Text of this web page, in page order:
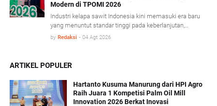
nilai ekspor CPO dan produk turunannya tumbuh 7,32
persen dibandingkan periode yang sama tahun lalu,
didorong penguatan harga CPO di pasar global.
Modern di TPOMI 2026
Industri kelapa sawit Indonesia kini memasuki era baru
yang menuntut standar tinggi pada keberlanjutan,
keamanan pangan, dan adaptasi teknologi modern.
Sumatera Utara, Kamis (9/7/2026), SIPEF Group/PT
merombak tradisi operasional lama demi menjawab
tantangan pasar global.
by Redaksi - 04 Agt 2026
ARTIKEL POPULER
Hartanto Kusuma Manurung dari HPI Agro
Raih Juara 1 Kompetisi Palm Oil Mill
Innovation 2026 Berkat Inovasi